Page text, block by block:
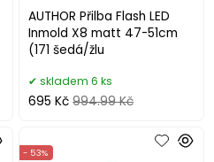
AUTHOR Přilba Flash LED
Inmold X8 matt 47-51cm
(171 šedá/žlu
skladem 6 ks
695 Kč 994.99 Kč
- 53%